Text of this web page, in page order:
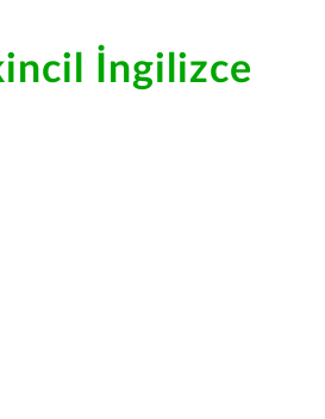
İngilizce